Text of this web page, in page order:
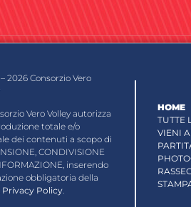
2026 Consorzio Vero
Vero Volley autorizza
totale e/o
dei contenuti a scopo di
CONDIVISIONE
inserendo
obbligatoria della
Privacy Policy.
HOME
TUTTE
VIENI